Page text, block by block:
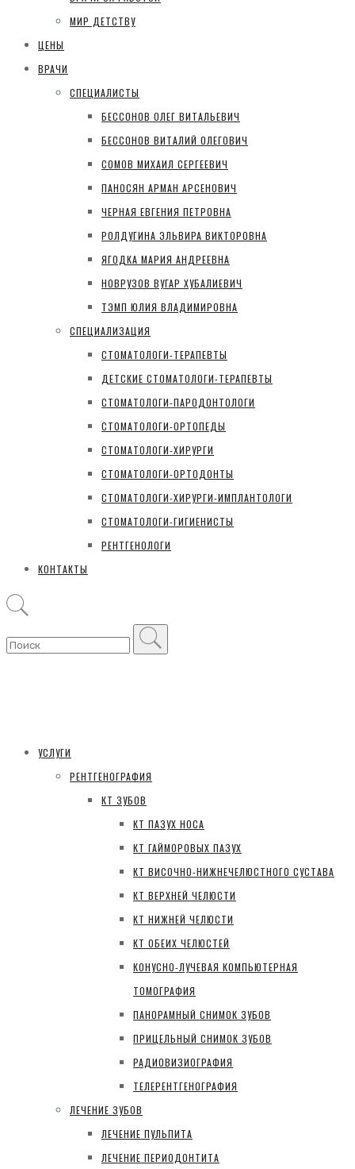
МИР ДЕТСТВУ
ЦЕНЫ
ВРАЧИ
СПЕЦИАЛИСТЫ
БЕССОНОВ ОЛЕГ ВИТАЛЬЕВИЧ
БЕССОНОВ ВИТАЛИЙ ОЛЕГОВИЧ
СОМОВ МИХАИЛ СЕРГЕЕВИЧ
ПАНОСЯН АРМАН АРСЕНОВИЧ
ЧЕРНАЯ ЕВГЕНИЯ ПЕТРОВНА
РОЛДУГИНА ЭЛЬВИРА ВИКТОРОВНА
ЯГОДКА МАРИЯ АНДРЕЕВНА
НОВРУЗОВ ВУГАР ХУБАЛИЕВИЧ
ТЭМП ЮЛИЯ ВЛАДИМИРОВНА
СПЕЦИАЛИЗАЦИЯ
СТОМАТОЛОГИ-ТЕРАПЕВТЫ
ДЕТСКИЕ СТОМАТОЛОГИ-ТЕРАПЕВТЫ
СТОМАТОЛОГИ-ПАРОДОНТОЛОГИ
СТОМАТОЛОГИ-ОРТОПЕДЫ
СТОМАТОЛОГИ-ХИРУРГИ
СТОМАТОЛОГИ-ОРТОДОНТЫ
СТОМАТОЛОГИ-ХИРУРГИ-ИМПЛАНТОЛОГИ
СТОМАТОЛОГИ-ГИГИЕНИСТЫ
РЕНТГЕНОЛОГИ
КОНТАКТЫ
УСЛУГИ
РЕНТГЕНОГРАФИЯ
КТ ЗУБОВ
КТ ПАЗУХ НОСА
КТ ГАЙМОРОВЫХ ПАЗУХ
КТ ВИСОЧНО-НИЖНЕЧЕЛЮСТНОГО СУСТАВА
КТ ВЕРХНЕЙ ЧЕЛЮСТИ
КТ НИЖНЕЙ ЧЕЛЮСТИ
КТ ОБЕИХ ЧЕЛЮСТЕЙ
КОНУСНО-ЛУЧЕВАЯ КОМПЬЮТЕРНАЯ
ТОМОГРАФИЯ
ПАНОРАМНЫЙ СНИМОК ЗУБОВ
ПРИЦЕЛЬНЫЙ СНИМОК ЗУБОВ
РАДИОВИЗИОГРАФИЯ
ТЕЛЕРЕНТГЕНОГРАФИЯ
ЛЕЧЕНИЕ ЗУБОВ
ЛЕЧЕНИЕ ПУЛЬПИТА
ЛЕЧЕНИЕ ПЕРИОДОНТИТА